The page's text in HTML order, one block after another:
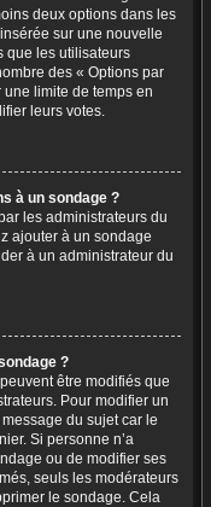
deux options dans les
sur une nouvelle
que les utilisateurs
des « Options par
limite de temps en
leurs votes.
à un sondage ?
les administrateurs du
ajouter à un sondage
à un administrateur du
?
être modifiés que
Pour modifier un
du sujet car le
Si personne n’a
ou de modifier ses
seuls les modérateurs
le sondage. Cela